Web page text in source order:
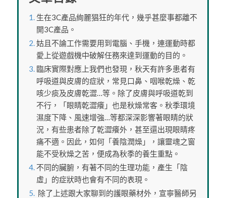
生在3C產品絢麗猖狂的年代，幾乎甚麼事都離不
開3C產品。
姑且不論工作需要用到電腦、手機，連運動時都
愛上從遊戲機中破解任務來達到運動的目的。
臨床實際對應上我們也發現，秋天有許多患者有
呼吸道與皮膚的症狀，常見口鼻、咽喉乾燥、乾
咳少痰及皮膚乾澀…等。除了皮膚與呼吸道乾到
不行，「眼睛乾澀癢」也是秋燥常客。秋季環境
濕度下降、風速增強…等都深深影響著眼睛的狀
況，有些患者除了乾澀癢外，甚至還出現眼睛疼
痛不適。因此，如何「養陰潤燥」，讓靈魂之窗
能不受秋燥之苦，便成為秋季的養生重點。
不同的臟腑，有著不同的生理功能，產生「陰
虛」的症狀時也會有不同的表現。
除了上述跟大家聊到的護眼藥材外，宣寧醫師另